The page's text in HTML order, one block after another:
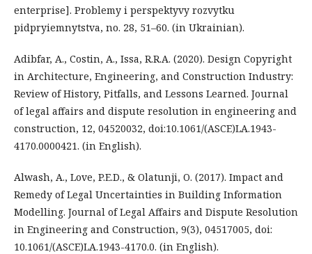
enterprise]. Problemy i perspektyvy rozvytku
pidpryiemnytstva, no. 28, 51–60. (in Ukrainian).
Adibfar, A., Costin, A., Issa, R.R.A. (2020). Design Copyright
in Architecture, Engineering, and Construction Industry:
Review of History, Pitfalls, and Lessons Learned. Journal
of legal affairs and dispute resolution in engineering and
construction, 12, 04520032, doi:10.1061/(ASCE)LA.1943-
4170.0000421. (in English).
Alwash, A., Love, P.E.D., & Olatunji, O. (2017). Impact and
Remedy of Legal Uncertainties in Building Information
Modelling. Journal of Legal Affairs and Dispute Resolution
in Engineering and Construction, 9(3), 04517005, doi:
10.1061/(ASCE)LA.1943-4170.0. (in English).